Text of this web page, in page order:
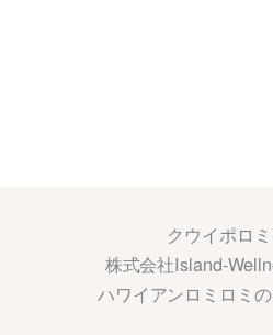
クウイポロ
株式会社Island-
ハワイアンロミロミの